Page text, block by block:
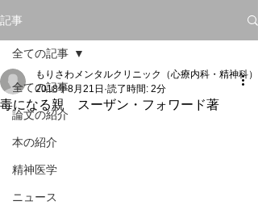
記事
全ての記事
論文の紹介
本の紹介
精神医学
ニュース
全ての記事
毒になる親 スーザン・フォワード著
もりさわメンタルクリニック（心療内科・精神科）
2018年8月21日 読了時間: 2分